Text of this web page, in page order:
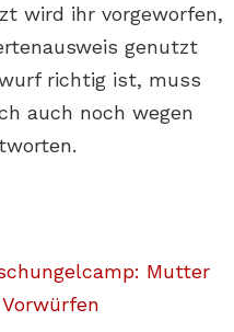
wird ihr vorgeworfen,
genutzt
richtig ist, muss
auch noch wegen
Mutter